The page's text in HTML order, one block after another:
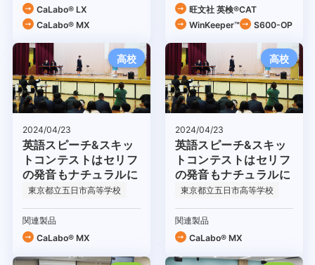
CaLabo® LX
CaLabo® MX
旺文社 英検®CAT
WinKeeper™
S600-OP
高校
2024/04/23
英語スピーチ&スキッ
トコンテストはセリフ
の発音もナチュラルに
東京都立五日市高等学校
関連製品
CaLabo® MX
高校
2024/04/23
英語スピーチ&スキッ
トコンテストはセリフ
の発音もナチュラルに
東京都立五日市高等学校
関連製品
CaLabo® MX